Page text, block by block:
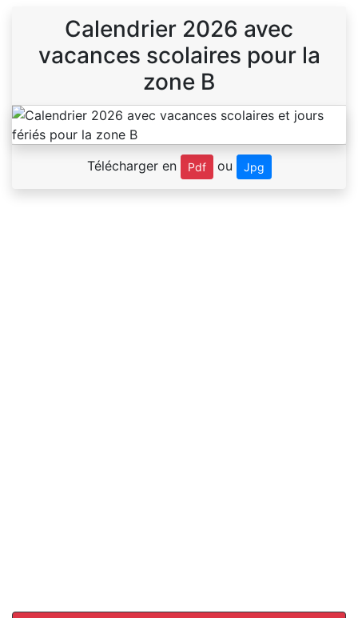
Calendrier 2026 avec
vacances scolaires pour la
zone B
Télécharger en Pdf ou Jpg